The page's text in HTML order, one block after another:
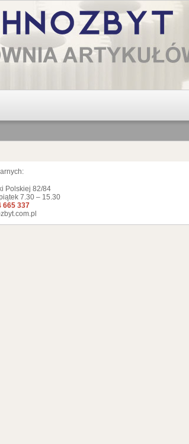
Polskiej 82/84
7.30 – 15.30
665 337